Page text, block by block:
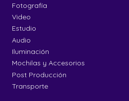
Fotografía
Video
Estudio
Audio
Iluminación
Mochilas y Accesorios
Post Producción
Transporte